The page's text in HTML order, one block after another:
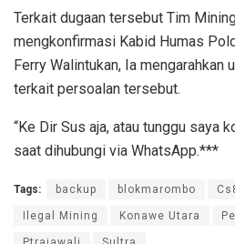
Terkait dugaan tersebut Tim
mengkonfirmasi Kabid Humas
Ferry Walintukan, Ia mengarahkan
terkait persoalan tersebut.
“Ke Dir Sus aja, atau tunggu saya
saat dihubungi via WhatsApp.***
Tags: backup blokmarombo
Ilegal Mining Konawe Utara